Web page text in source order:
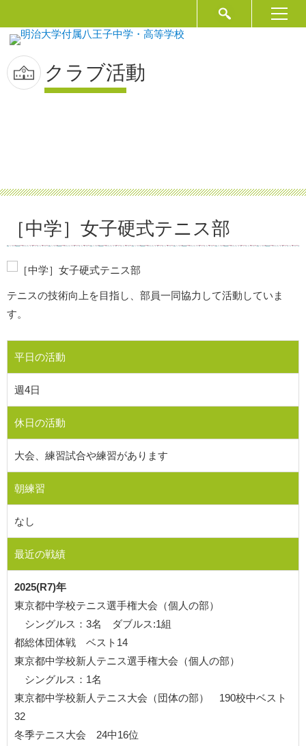
クラブ活動
［中学］女子硬式テニス部
テニスの技術向上を目指し、部員一同協力して活動していま
す。
平日の活動
週4日
休日の活動
大会、練習試合や練習があります
朝練習
なし
最近の戦績
2025(R7)年
東京都中学校テニス選手権大会（個人の部）
シングルス：3名 ダブルス:1組
都総体団体戦 ベスト14
東京都中学校新人テニス選手権大会（個人の部）
シングルス：1名
東京都中学校新人テニス大会（団体の部） 190校中ベスト
32
冬季テニス大会 24中16位